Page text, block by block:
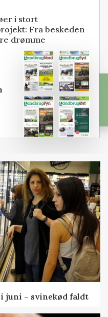
i stort
Fra beskeden
drømme
juni – svinekød faldt